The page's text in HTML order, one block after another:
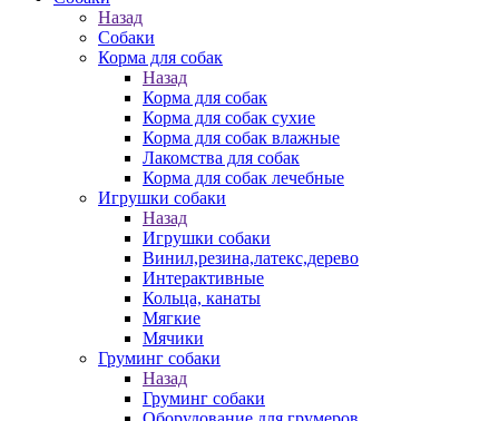
Назад
Собаки
Корма для собак
Назад
Корма для собак
Корма для собак сухие
Корма для собак влажные
Лакомства для собак
Корма для собак лечебные
Игрушки собаки
Назад
Игрушки собаки
Винил,резина,латекс,дерево
Интерактивные
Кольца, канаты
Мягкие
Мячики
Груминг собаки
Назад
Груминг собаки